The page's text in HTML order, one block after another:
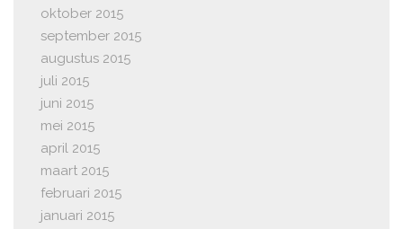
oktober 2015
september 2015
augustus 2015
juli 2015
juni 2015
mei 2015
april 2015
maart 2015
februari 2015
januari 2015